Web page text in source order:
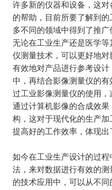
许多新的仪器和设备，这
的帮助，目前所要了解到
多不同的领域中得到了推广
无论在工业生产还是医学
仪测量技术，可以更好地
有效地对产品进行参考设
中，再结合影像测量仪的
过工业影像测量仪的使用，
通过计算机影像的合成效
构，这对于现代化的生产
提高好的工作效率，体现出
如今在工业生产设计的过
法，来对数据进行有效的
的技术应用中，可以从不